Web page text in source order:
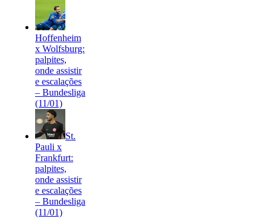
Hoffenheim
x Wolfsburg:
palpites,
onde assistir
e escalações
– Bundesliga
(11/01)
St.
Pauli x
Frankfurt:
palpites,
onde assistir
e escalações
– Bundesliga
(11/01)